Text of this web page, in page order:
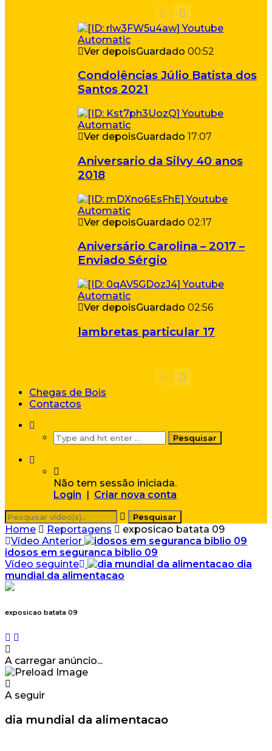
Ver depoisGuardado 00:52
Condolências Júlio Batista dos
Santos 2021
Ver depoisGuardado 17:07
Aniversario da Silvy 40 anos
2018
Ver depoisGuardado 02:17
Aniversário Carolina – 2017 –
Enviado Sérgio
Ver depoisGuardado 02:56
lambretas particular 17
Chegas de Bois
Contactos
Não tem sessão iniciada.
Login
Criar nova conta
Home Reportagens
exposicao batata 09
Vídeo Anterior
idosos em seguranca biblio 09
Vídeo seguinte
dia
mundial da alimentacao
exposicao batata 09
A carregar anúncio...
A seguir
dia mundial da alimentacao